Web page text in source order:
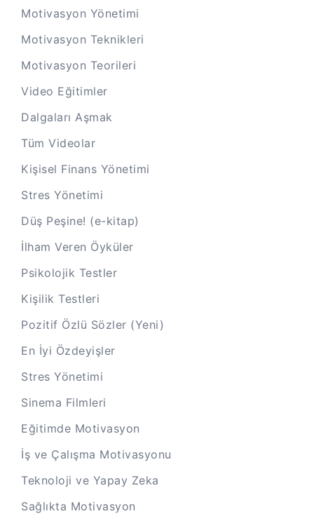
Motivasyon Yönetimi
Motivasyon Teknikleri
Motivasyon Teorileri
Video Eğitimler
Dalgaları Aşmak
Tüm Videolar
Kişisel Finans Yönetimi
Stres Yönetimi
Düş Peşine! (e-kitap)
İlham Veren Öyküler
Psikolojik Testler
Kişilik Testleri
Pozitif Özlü Sözler (Yeni)
En İyi Özdeyişler
Stres Yönetimi
Sinema Filmleri
Eğitimde Motivasyon
İş ve Çalışma Motivasyonu
Teknoloji ve Yapay Zeka
Sağlıkta Motivasyon